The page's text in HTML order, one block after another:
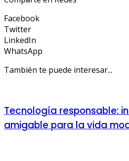
Facebook
Twitter
LinkedIn
WhatsApp
También te puede interesar...
Tecnología responsable:
amigable para la vida